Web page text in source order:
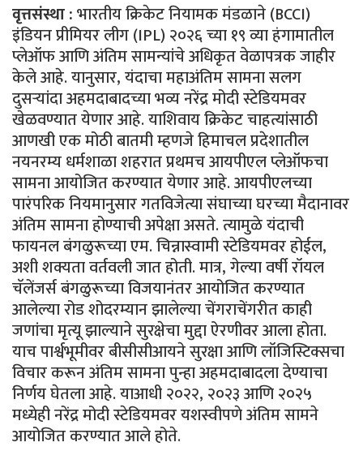
वृत्तसंस्था :भारतीय क्रिकेट नियामक मंडळाने (BCCI)
इंडियन प्रीमियर लीग (IPL) २०२६ च्या १९ व्या हंगामातील
प्लेऑफ आणि अंतिम सामन्यांचे अधिकृत वेळापत्रक जाहीर
केले आहे. यानुसार, यंदाचा महाअंतिम सामना सलग
दुसऱ्यांदा अहमदाबादच्या भव्य नरेंद्र मोदी स्टेडियमवर
खेळवण्यात येणार आहे. याशिवाय क्रिकेट चाहत्यांसाठी
आणखी एक मोठी बातमी म्हणजे हिमाचल प्रदेशातील
नयनरम्य धर्मशाळा शहरात प्रथमच आयपीएल प्लेऑफचा
सामना आयोजित करण्यात येणार आहे. आयपीएलच्या
पारंपरिक नियमानुसार गतविजेत्या संघाच्या घरच्या मैदानावर
अंतिम सामना होण्याची अपेक्षा असते. त्यामुळे यंदाची
फायनल बंगळुरूच्या एम. चिन्नास्वामी स्टेडियमवर होईल,
अशी शक्यता वर्तवली जात होती. मात्र, गेल्या वर्षी रॉयल
चॅलेंजर्स बंगळुरूच्या विजयानंतर आयोजित करण्यात
आलेल्या रोड शोदरम्यान झालेल्या चेंगराचेंगरीत काही
जणांचा मृत्यू झाल्याने सुरक्षेचा मुद्दा ऐरणीवर आला होता.
याच पार्श्वभूमीवर बीसीसीआयने सुरक्षा आणि लॉजिस्टिक्सचा
विचार करून अंतिम सामना पुन्हा अहमदाबादला देण्याचा
निर्णय घेतला आहे. याआधी २०२२, २०२३ आणि २०२५
मध्येही नरेंद्र मोदी स्टेडियमवर यशस्वीपणे अंतिम सामने
आयोजित करण्यात आले होते.